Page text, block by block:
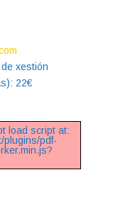
xestión
22€
load script at:
plugins/pdf-